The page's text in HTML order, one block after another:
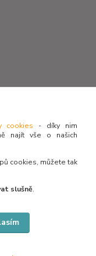
s výběrem?
cookies - díky nim
najít vše o našich
cookies, můžete tak
slušně.